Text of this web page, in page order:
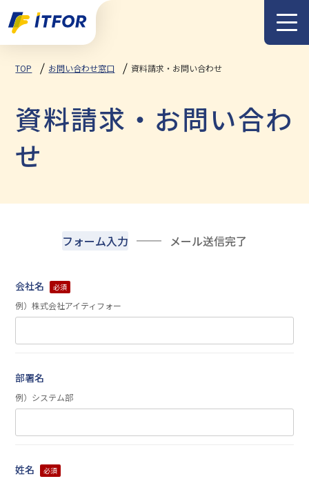
メニュー
TOP お問い合わせ窓口 資料請求・お問い合わせ
資料請求・お問い合わ
せ
フォーム入力 メール送信完了
会社名 必須
例）株式会社アイティフォー
部署名
例）システム部
姓名 必須